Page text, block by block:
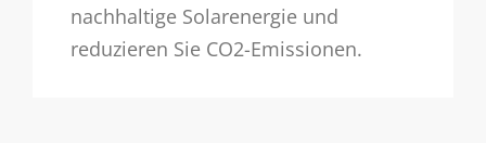
nachhaltige Solarenergie und
reduzieren Sie CO2-Emissionen.